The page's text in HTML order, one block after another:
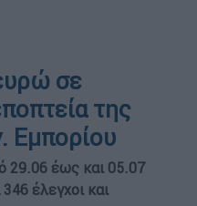
σε
της
Εμπορίου
29.06 έως και 05.07
έλεγχοι και